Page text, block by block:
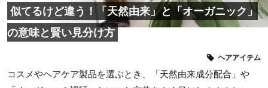
似てるけど違う！「天然由来」と「オーガニック」
の意味と賢い見分け方
ヘアアイテム
コスメやヘアケア製品を選ぶとき、「天然由来成分配合」や